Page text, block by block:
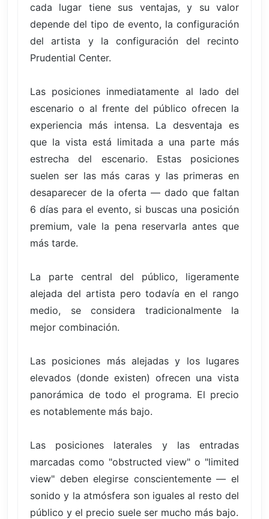
cada lugar tiene sus ventajas, y su valor
depende del tipo de evento, la configuración
del artista y la configuración del recinto
Prudential Center.
Las posiciones inmediatamente al lado del
escenario o al frente del público ofrecen la
experiencia más intensa. La desventaja es
que la vista está limitada a una parte más
estrecha del escenario. Estas posiciones
suelen ser las más caras y las primeras en
desaparecer de la oferta — dado que faltan
6 días para el evento, si buscas una posición
premium, vale la pena reservarla antes que
más tarde.
La parte central del público, ligeramente
alejada del artista pero todavía en el rango
medio, se considera tradicionalmente la
mejor combinación.
Las posiciones más alejadas y los lugares
elevados (donde existen) ofrecen una vista
panorámica de todo el programa. El precio
es notablemente más bajo.
Las posiciones laterales y las entradas
marcadas como "obstructed view" o "limited
view" deben elegirse conscientemente — el
sonido y la atmósfera son iguales al resto del
público y el precio suele ser mucho más bajo.